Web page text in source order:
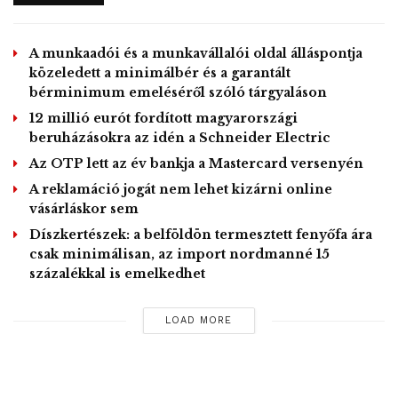
milliárd euróra ugrott, az adózás előtti eredmény pedig
14,2 százalékkal 2,05 milliárd euróra.
A napokban az ágazat számos külföldi szereplője mellett a
Volkswagen csoport és a német autógyártás harmadik
meghatározó tényezője, a Mercedes-Benz márkájú
kocsikat gyártó Daimler is bejelentette, hogy a koronavírus-
járvány miatt felfüggeszti a termelést Európában.
MTI – Fotó / Pixabay
Európa gazdasági hatás
A munkaadói és a munkavállalói oldal álláspontja
közeledett a minimálbér és a garantált
bérminimum emeléséről szóló tárgyaláson
12 millió eurót fordított magyarországi
beruházásokra az idén a Schneider Electric
Az OTP lett az év bankja a Mastercard versenyén
A reklamáció jogát nem lehet kizárni online
vásárláskor sem
Díszkertészek: a belföldön termesztett fenyőfa ára
csak minimálisan, az import nordmanné 15
százalékkal is emelkedhet
LOAD MORE